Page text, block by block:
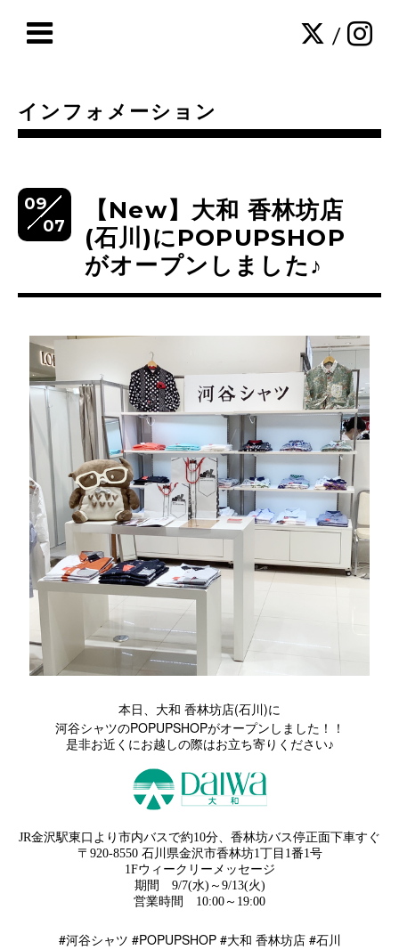
/
インフォメーション
09
07
【New】大和 香林坊店
(石川)にPOPUPSHOP
がオープンしました♪
本日、大和 香林坊店(石川 )に
河谷シャツのPOPUPSHOPがオープンしました！！
是非お近くにお越しの際はお立ち寄りください♪
JR金沢駅東口より市内バスで約10分、香林坊バス停正面下車すぐ
〒920-8550 石川県金沢市香林坊1丁目1番1号
1Fウィークリーメッセージ
期間 9/7(水)～9/13(火)
営業時間 10:00～19:00
#河谷シャツ #POPUPSHOP #大和 香林坊店 #石川